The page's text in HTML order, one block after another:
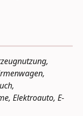
Elektroauto, E-